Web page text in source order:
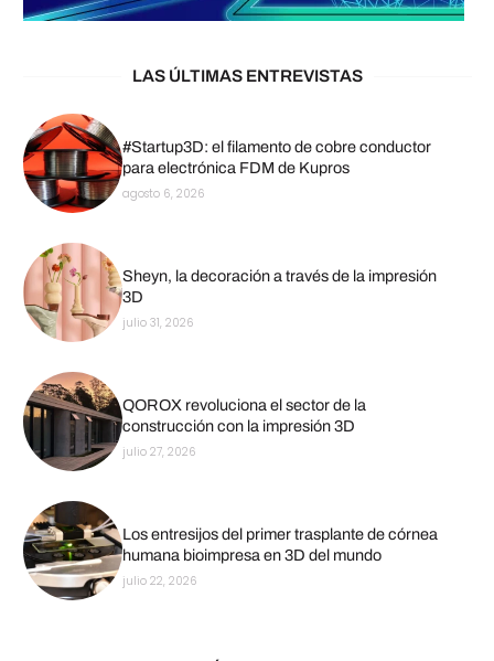
LAS ÚLTIMAS ENTREVISTAS
#Startup3D: el filamento de cobre conductor
para electrónica FDM de Kupros
agosto 6, 2026
Sheyn, la decoración a través de la impresión
3D
julio 31, 2026
QOROX revoluciona el sector de la
construcción con la impresión 3D
julio 27, 2026
Los entresijos del primer trasplante de córnea
humana bioimpresa en 3D del mundo
julio 22, 2026